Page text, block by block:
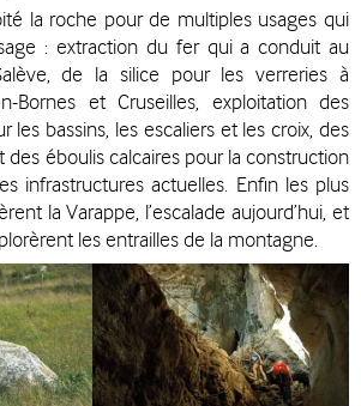
la roche pour de multiples usages qui
: extraction du fer qui a conduit au
de la silice pour les verreries à
Bornes et Cruseilles, exploitation des
les bassins, les escaliers et les croix, des
des éboulis calcaires pour la construction
infrastructures actuelles. Enfin les plus
la Varappe, l’escalade aujourd’hui, et
les entrailles de la montagne.